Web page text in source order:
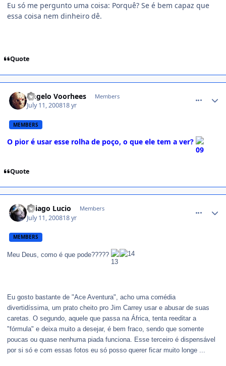
Eu só me pergunto uma coisa: Porquê? Se é bem capaz que
essa coisa nem dinheiro dê.
Quote
Angelo Voorhees Members
July 11, 200818 yr
MEMBERS
O pior é usar esse rolha de poço, o que ele tem a ver?
Quote
Thiago Lucio Members
July 11, 200818 yr
MEMBERS
Meu Deus, como é que pode?????
Eu gosto bastante de "Ace Aventura", acho uma comédia
divertidíssima, um prato cheito pro Jim Carrey usar e abusar de suas
caretas. O segundo, aquele que passa na África, tenta reeditar a
"fórmula" e deixa muito a desejar, é bem fraco, sendo que somente
poucas ou quase nenhuma piada funciona. Esse terceiro é dispensável
por si só e com essas fotos eu só posso querer ficar muito longe ...